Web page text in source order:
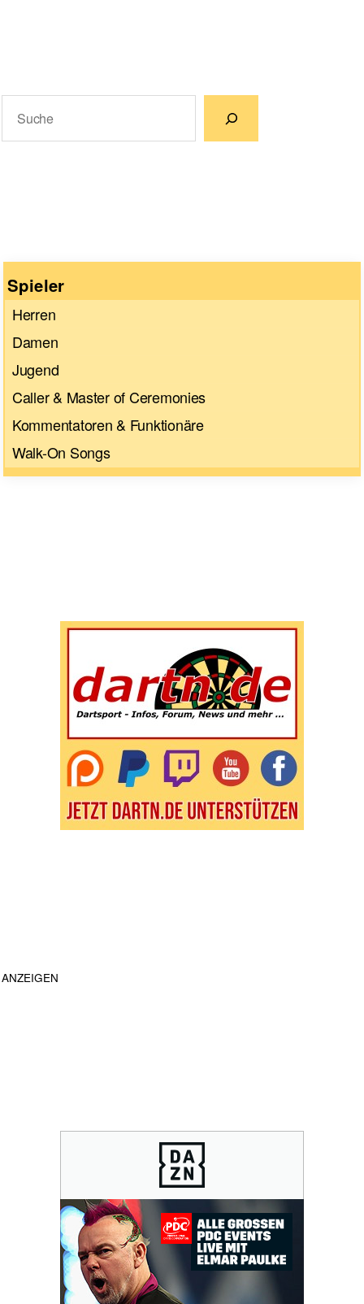
Spieler
Herren
Damen
Jugend
Caller & Master of Ceremonies
Kommentatoren & Funktionäre
Walk-On Songs
ANZEIGEN